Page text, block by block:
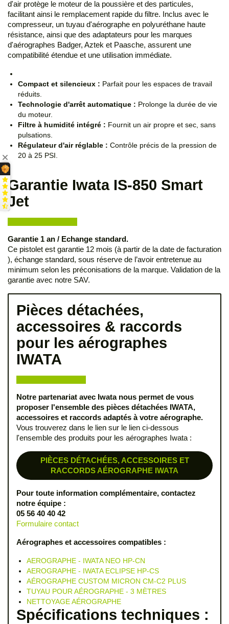
d'air protège le moteur de la poussière et des particules,
facilitant ainsi le remplacement rapide du filtre. Inclus avec le
compresseur, un tuyau d'aérographe en polyuréthane haute
résistance, ainsi que des adaptateurs pour les marques
d'aérographes Badger, Aztek et Paasche, assurent une
compatibilité étendue et une utilisation immédiate.
Compact et silencieux : Parfait pour les espaces de travail
réduits.
Technologie d'arrêt automatique : Prolonge la durée de vie
du moteur.
Filtre à humidité intégré : Fournit un air propre et sec, sans
pulsations.
Régulateur d'air réglable : Contrôle précis de la pression de
20 à 25 PSI.
Garantie Iwata IS-850 Smart
Jet
Garantie 1 an / Echange standard.
Ce pistolet est garantie 12 mois (à partir de la date de facturation
), échange standard, sous réserve de l’avoir entretenue au
minimum selon les préconisations de la marque. Validation de la
garantie avec notre SAV.
Pièces détachées,
accessoires & raccords
pour les aérographes
IWATA
Notre partenariat avec Iwata nous permet de vous
proposer l'ensemble des pièces détachées IWATA,
accessoires et raccords adaptés à votre aérographe.
Vous trouverez dans le lien sur le lien ci-dessous
l'ensemble des produits pour les aérographes Iwata :
PIÈCES DÉTACHÉES, ACCESSOIRES ET
RACCORDS AÉROGRAPHE IWATA
Pour toute information complémentaire, contactez
notre équipe :
05 56 40 40 42
Formulaire contact
Aérographes et accessoires compatibles :
AEROGRAPHE - IWATA NEO HP-CN
AEROGRAPHE - IWATA ECLIPSE HP-CS
AÉROGRAPHE CUSTOM MICRON CM-C2 PLUS
TUYAU POUR AÉROGRAPHE - 3 MÈTRES
NETTOYAGE AÉROGRAPHE
Spécifications techniques :